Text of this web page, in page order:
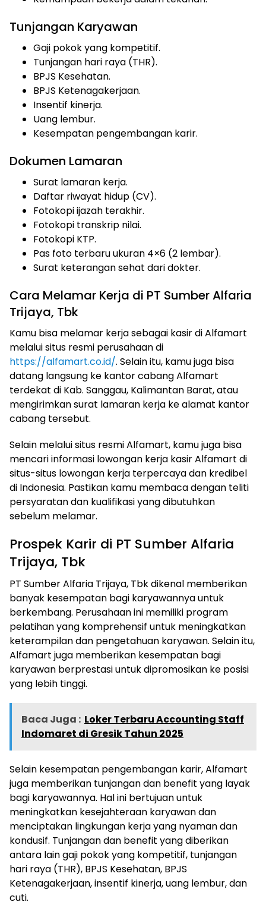
Tunjangan Karyawan
Gaji pokok yang kompetitif.
Tunjangan hari raya (THR).
BPJS Kesehatan.
BPJS Ketenagakerjaan.
Insentif kinerja.
Uang lembur.
Kesempatan pengembangan karir.
Dokumen Lamaran
Surat lamaran kerja.
Daftar riwayat hidup (CV).
Fotokopi ijazah terakhir.
Fotokopi transkrip nilai.
Fotokopi KTP.
Pas foto terbaru ukuran 4×6 (2 lembar).
Surat keterangan sehat dari dokter.
Cara Melamar Kerja di PT Sumber Alfaria
Trijaya, Tbk
Kamu bisa melamar kerja sebagai kasir di Alfamart
melalui situs resmi perusahaan di
https://alfamart.co.id/. Selain itu, kamu juga bisa
datang langsung ke kantor cabang Alfamart
terdekat di Kab. Sanggau, Kalimantan Barat, atau
mengirimkan surat lamaran kerja ke alamat kantor
cabang tersebut.
Selain melalui situs resmi Alfamart, kamu juga bisa
mencari informasi lowongan kerja kasir Alfamart di
situs-situs lowongan kerja terpercaya dan kredibel
di Indonesia. Pastikan kamu membaca dengan teliti
persyaratan dan kualifikasi yang dibutuhkan
sebelum melamar.
Prospek Karir di PT Sumber Alfaria
Trijaya, Tbk
PT Sumber Alfaria Trijaya, Tbk dikenal memberikan
banyak kesempatan bagi karyawannya untuk
berkembang. Perusahaan ini memiliki program
pelatihan yang komprehensif untuk meningkatkan
keterampilan dan pengetahuan karyawan. Selain itu,
Alfamart juga memberikan kesempatan bagi
karyawan berprestasi untuk dipromosikan ke posisi
yang lebih tinggi.
Baca Juga : Loker Terbaru Accounting Staff
Indomaret di Gresik Tahun 2025
Selain kesempatan pengembangan karir, Alfamart
juga memberikan tunjangan dan benefit yang layak
bagi karyawannya. Hal ini bertujuan untuk
meningkatkan kesejahteraan karyawan dan
menciptakan lingkungan kerja yang nyaman dan
kondusif. Tunjangan dan benefit yang diberikan
antara lain gaji pokok yang kompetitif, tunjangan
hari raya (THR), BPJS Kesehatan, BPJS
Ketenagakerjaan, insentif kinerja, uang lembur, dan
cuti.